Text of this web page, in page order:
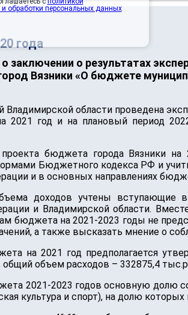
года
заключении о результатах
Вязники «О бюджете
Владимирской области проведена
2021 год и на плановый период
бюджета города Вязники
Бюджетного кодекса РФ и
и в основных направлениях
доходов учтены вступающие
и Владимирской области.
бюджета на 2021-2023 годы не
а также высказать мнение о
на 2021 год предполагается
общий объем расходов – 332875,4
2021-2023 годов основную долю
культура и спорт), на долю
обработки персональных данных